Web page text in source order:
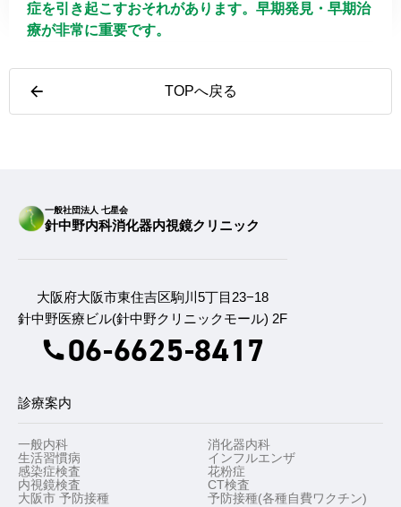
症を引き起こすおそれがあります。早期発見・早期治
療が非常に重要です。
TOPへ戻る
一般社団法人 七星会
針中野内科消化器内視鏡クリニック
大阪府大阪市東住吉区駒川5丁目23−18
針中野医療ビル(針中野クリニックモール) 2F
06-6625-8417
診療案内
一般内科
消化器内科
生活習慣病
インフルエンザ
感染症検査
花粉症
内視鏡検査
CT検査
大阪市 予防接種
予防接種(各種自費ワクチン)